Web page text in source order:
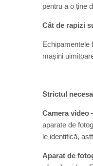
pentru a o ține
Cât de rapizi
Echipamentele
mașini
Strictul
Camera video
aparate de
le identifică,
Aparat de